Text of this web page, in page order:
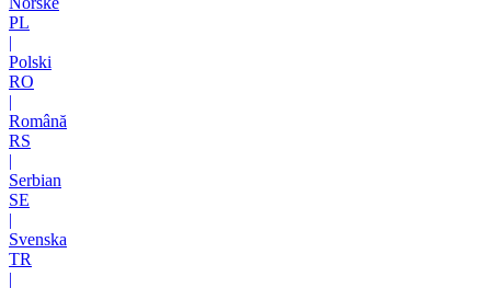
PL
|
Polski
RO
|
Română
RS
|
Serbian
SE
|
Svenska
TR
|